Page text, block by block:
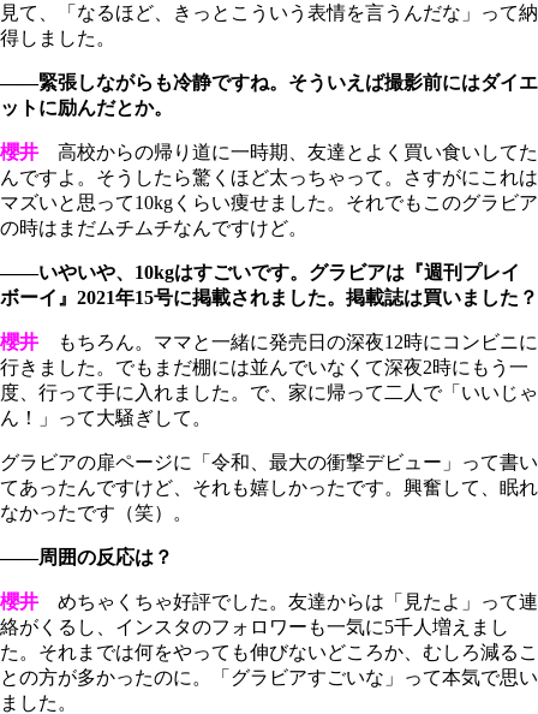
見て、「なるほど、きっとこういう表情を言うんだな」って納
得しました。
――緊張しながらも冷静ですね。そういえば撮影前にはダイエ
ットに励んだとか。
櫻井 高校からの帰り道に一時期、友達とよく買い食いしてた
んですよ。そうしたら驚くほど太っちゃって。さすがにこれは
マズいと思って10kgくらい痩せました。それでもこのグラビア
の時はまだムチムチなんですけど。
――いやいや、10kgはすごいです。グラビアは『週刊プレイ
ボーイ』2021年15号に掲載されました。掲載誌は買いました？
櫻井 もちろん。ママと一緒に発売日の深夜12時にコンビニに
行きました。でもまだ棚には並んでいなくて深夜2時にもう一
度、行って手に入れました。で、家に帰って二人で「いいじゃ
ん！」って大騒ぎして。
グラビアの扉ページに「令和、最大の衝撃デビュー」って書い
てあったんですけど、それも嬉しかったです。興奮して、眠れ
なかったです（笑）。
――周囲の反応は？
櫻井 めちゃくちゃ好評でした。友達からは「見たよ」って連
絡がくるし、インスタのフォロワーも一気に5千人増えまし
た。それまでは何をやっても伸びないどころか、むしろ減るこ
との方が多かったのに。「グラビアすごいな」って本気で思い
ました。